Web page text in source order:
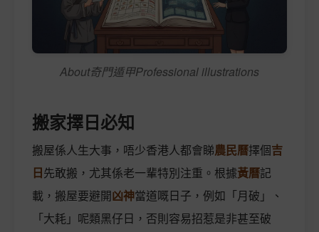
About奇門遁甲Professional illustrations
搬家擇日必知
搬屋係人生大事，唔少香港人都會睇農民曆擇個吉
日先敢搬，尤其係老一輩特別注重。根據黃曆記
載，搬屋要避開凶神當道嘅日子，例如「月破」、
「大耗」呢類黑仔日，否則容易招惹是非甚至破